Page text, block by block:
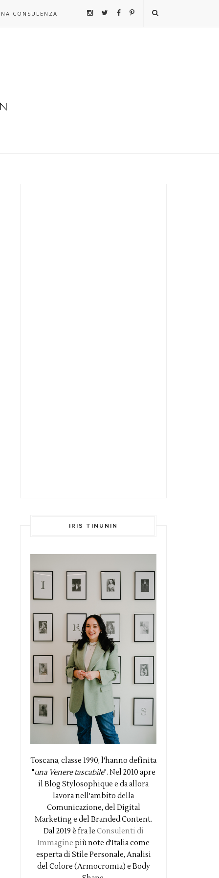
CONSULENZA
IRIS TINUNIN
Toscana, classe 1990, l'hanno definita
"una Venere tascabile". Nel 2010 apre
il Blog Stylosophique e da allora
lavora nell'ambito della
Comunicazione, del Digital
Marketing e del Branded Content.
Dal 2019 è fra le Consulenti di
Immagine più note d'Italia come
esperta di Stile Personale, Analisi
del Colore (Armocromia) e Body